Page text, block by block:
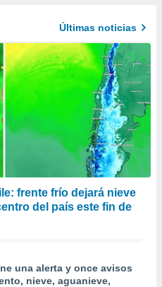
Últimas noticias
frente frío dejará nieve
del país este fin de
una alerta y once avisos
nieve, aguanieve,